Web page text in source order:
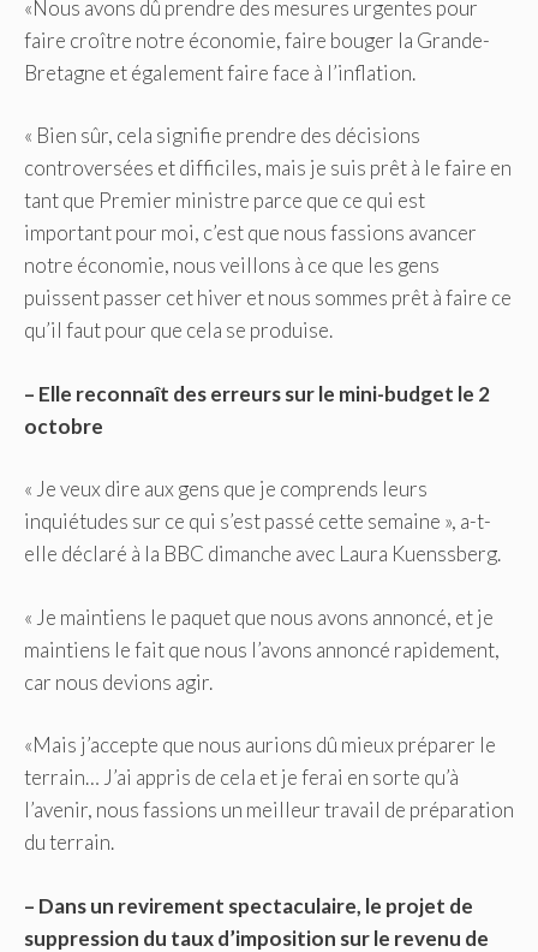
«Nous avons dû prendre des mesures urgentes pour
faire croître notre économie, faire bouger la Grande-
Bretagne et également faire face à l’inflation.
« Bien sûr, cela signifie prendre des décisions
controversées et difficiles, mais je suis prêt à le faire en
tant que Premier ministre parce que ce qui est
important pour moi, c’est que nous fassions avancer
notre économie, nous veillons à ce que les gens
puissent passer cet hiver et nous sommes prêt à faire ce
qu’il faut pour que cela se produise.
– Elle reconnaît des erreurs sur le mini-budget le 2
octobre
« Je veux dire aux gens que je comprends leurs
inquiétudes sur ce qui s’est passé cette semaine », a-t-
elle déclaré à la BBC dimanche avec Laura Kuenssberg.
« Je maintiens le paquet que nous avons annoncé, et je
maintiens le fait que nous l’avons annoncé rapidement,
car nous devions agir.
«Mais j’accepte que nous aurions dû mieux préparer le
terrain… J’ai appris de cela et je ferai en sorte qu’à
l’avenir, nous fassions un meilleur travail de préparation
du terrain.
– Dans un revirement spectaculaire, le projet de
suppression du taux d’imposition sur le revenu de